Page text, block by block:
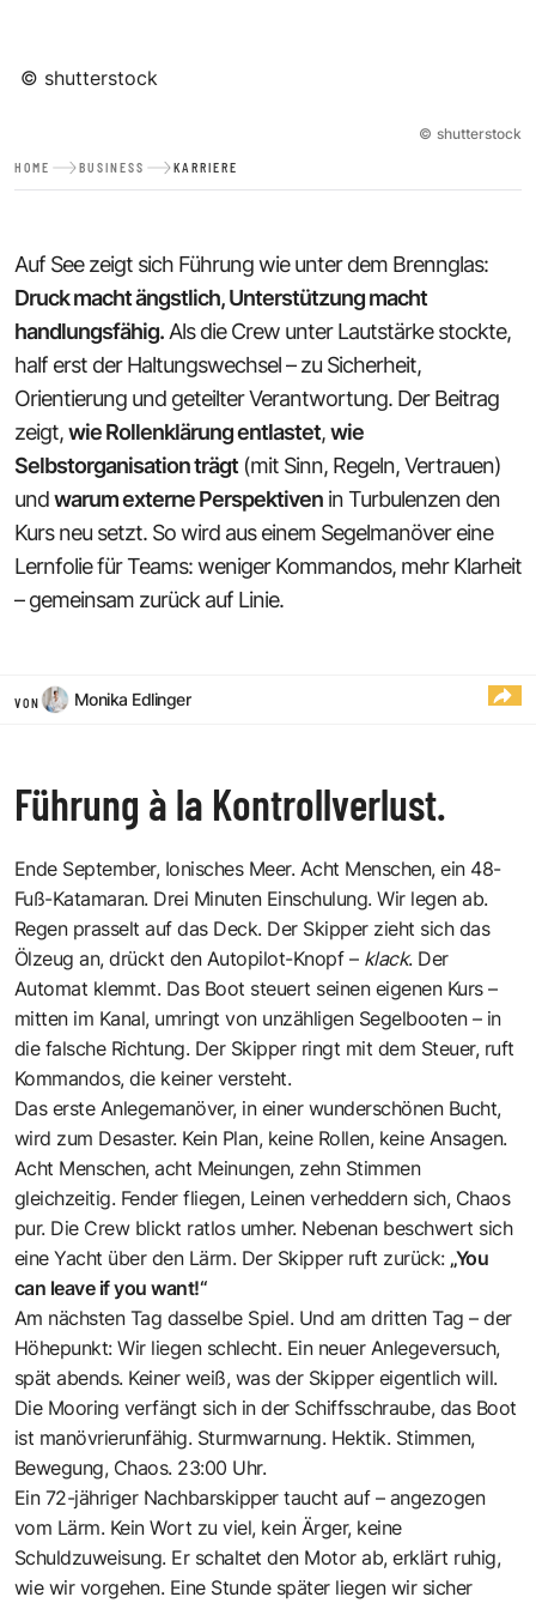
© shutterstock
© shutterstock
HOME BUSINESS KARRIERE
Auf See zeigt sich Führung wie unter dem Brennglas:
Druck macht ängstlich, Unterstützung macht
handlungsfähig. Als die Crew unter Lautstärke stockte,
half erst der Haltungswechsel – zu Sicherheit,
Orientierung und geteilter Verantwortung. Der Beitrag
zeigt,wie Rollenklärung entlastet,wie
Selbstorganisation trägt (mit Sinn, Regeln, Vertrauen)
undwarum externe Perspektiven in Turbulenzen den
Kurs neu setzt. So wird aus einem Segelmanöver eine
Lernfolie für Teams: weniger Kommandos, mehr Klarheit
– gemeinsam zurück auf Linie.
VON Monika Edlinger
Führung à la Kontrollverlust.
Ende September, Ionisches Meer. Acht Menschen, ein 48-
Fuß-Katamaran. Drei Minuten Einschulung. Wir legen ab.
Regen prasselt auf das Deck. Der Skipper zieht sich das
Ölzeug an, drückt den Autopilot-Knopf – klack. Der
Automat klemmt. Das Boot steuert seinen eigenen Kurs –
mitten im Kanal, umringt von unzähligen Segelbooten – in
die falsche Richtung. Der Skipper ringt mit dem Steuer, ruft
Kommandos, die keiner versteht.
Das erste Anlegemanöver, in einer wunderschönen Bucht,
wird zum Desaster. Kein Plan, keine Rollen, keine Ansagen.
Acht Menschen, acht Meinungen, zehn Stimmen
gleichzeitig. Fender fliegen, Leinen verheddern sich, Chaos
pur. Die Crew blickt ratlos umher. Nebenan beschwert sich
eine Yacht über den Lärm. Der Skipper ruft zurück: „You
can leave if you want!“
Am nächsten Tag dasselbe Spiel. Und am dritten Tag – der
Höhepunkt: Wir liegen schlecht. Ein neuer Anlegeversuch,
spät abends. Keiner weiß, was der Skipper eigentlich will.
Die Mooring verfängt sich in der Schiffsschraube, das Boot
ist manövrierunfähig. Sturmwarnung. Hektik. Stimmen,
Bewegung, Chaos. 23:00 Uhr.
Ein 72-jähriger Nachbarskipper taucht auf – angezogen
vom Lärm. Kein Wort zu viel, kein Ärger, keine
Schuldzuweisung. Er schaltet den Motor ab, erklärt ruhig,
wie wir vorgehen. Eine Stunde später liegen wir sicher